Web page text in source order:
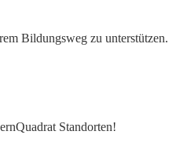
Bildungsweg zu unterstützen.
Standorten!